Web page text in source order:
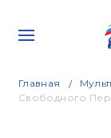
Главная
Свободного